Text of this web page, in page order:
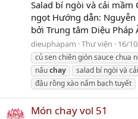
Salad bí ngòi và cải mầm
ngọt Hướng dẫn: Nguyễn
bởi Trung tâm Diệu
dieuphapam Thư viện 16/
củ sen chiên giòn sauce chua
nấuchay salad bí ngòi và
đậu rồng xào nấm bạch tuyết
Món chay vol 51